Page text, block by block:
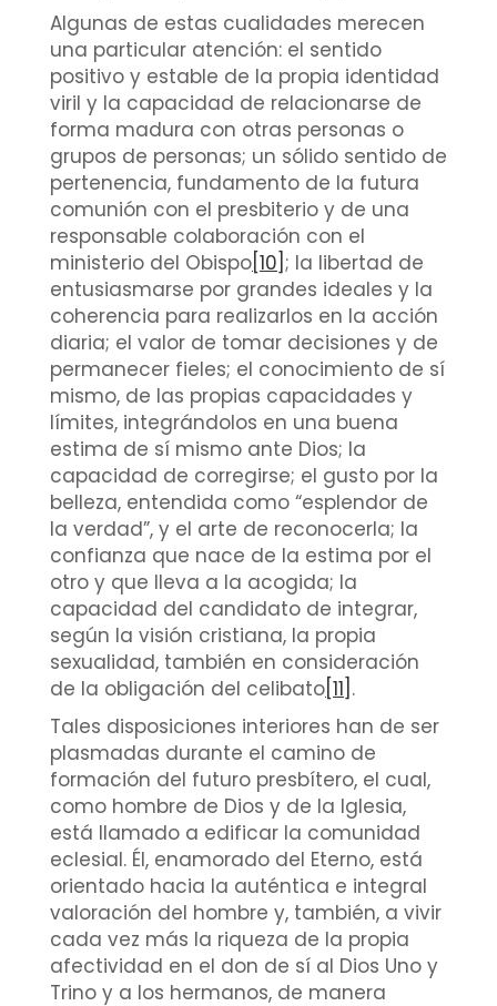
Algunas de estas cualidades merecen
una particular atención: el sentido
positivo y estable de la propia identidad
viril y la capacidad de relacionarse de
forma madura con otras personas o
grupos de personas; un sólido sentido de
pertenencia, fundamento de la futura
comunión con el presbiterio y de una
responsable colaboración con el
ministerio del Obispo [10] ; la libertad de
entusiasmarse por grandes ideales y la
coherencia para realizarlos en la acción
diaria; el valor de tomar decisiones y de
permanecer fieles; el conocimiento de sí
mismo, de las propias capacidades y
límites, integrándolos en una buena
estima de sí mismo ante Dios; la
capacidad de corregirse; el gusto por la
belleza, entendida como “esplendor de
la verdad”, y el arte de reconocerla; la
confianza que nace de la estima por el
otro y que lleva a la acogida; la
capacidad del candidato de integrar,
según la visión cristiana, la propia
sexualidad, también en consideración
de la obligación del celibato [11] .
Tales disposiciones interiores han de ser
plasmadas durante el camino de
formación del futuro presbítero, el cual,
como hombre de Dios y de la Iglesia,
está llamado a edificar la comunidad
eclesial. Él, enamorado del Eterno, está
orientado hacia la auténtica e integral
valoración del hombre y, también, a vivir
cada vez más la riqueza de la propia
afectividad en el don de sí al Dios Uno y
Trino y a los hermanos, de manera